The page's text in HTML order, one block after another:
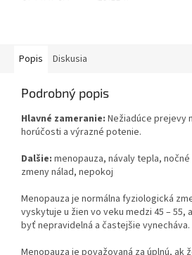
Popis Diskusia
Podrobný popis
Hlavné zameranie: Nežiadúce prejevy
horúčosti a výrazné potenie.
Dalšie: menopauza, návaly tepla,
zmeny nálad, nepokoj
Menopauza je normálna fyziologická
vyskytuje u žien vo veku medzi 45 – 55,
byť nepravidelná a častejšie vynecháva.